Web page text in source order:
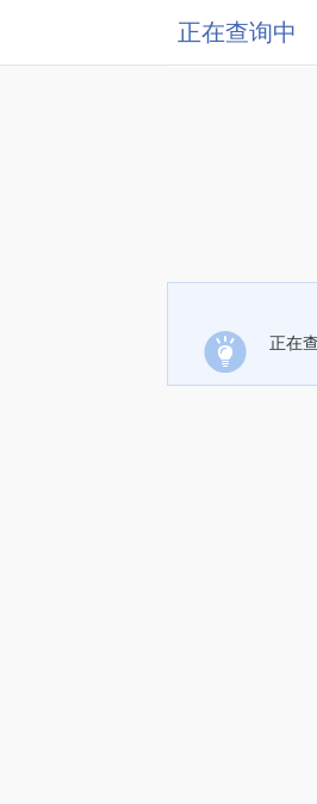
正在查询中
正在